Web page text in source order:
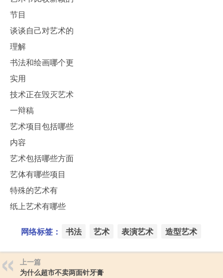
节目
谈谈自己对艺术的
理解
书法和绘画哪个更
实用
技术正在毁灭艺术
一辩稿
艺术项目包括哪些
内容
艺术包括哪些方面
艺体有哪些项目
特殊的艺术有
纸上艺术有哪些
网络标签： 书法 艺术 表演艺术 造型艺术
上一篇
为什么超市不卖两面针牙膏